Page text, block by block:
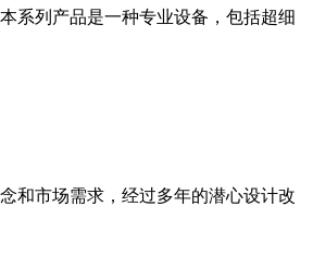
系列产品是一种专业设备，包括超细
和市场需求，经过多年的潜心设计改